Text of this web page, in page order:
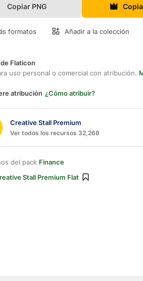
Copiar PNG
formatos Añadir a la colección
Flaticon
uso personal o comercial con atribución.
atribución ¿Cómo atribuir?
Creative Stall Premium
Ver todos los recursos 32,268
del pack Finance
Stall Premium Flat